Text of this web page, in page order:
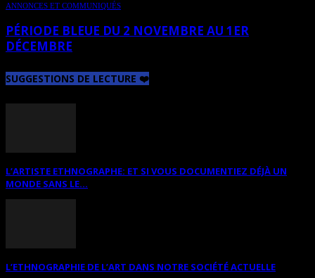
ANNONCES ET COMMUNIQUÉS
PÉRIODE BLEUE DU 2 NOVEMBRE AU 1ER
DÉCEMBRE
SUGGESTIONS DE LECTURE ❤️
L’ARTISTE ETHNOGRAPHE: ET SI VOUS DOCUMENTIEZ DÉJÀ UN
MONDE SANS LE...
L’ETHNOGRAPHIE DE L’ART DANS NOTRE SOCIÉTÉ ACTUELLE